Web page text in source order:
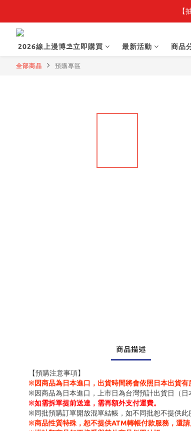
【
2026線上漫博⛱️立即購買
最新活動 商品
全部商品 預購專區
商品描述
【預購注意事項】
※因商品為日本進口，出貨時間將會依照日本出貨
※因商品為日本進口，上市日為台灣預計出貨日（日
※如需拆單提前送達，需再額外支付運費。
※同批預購訂單開放混單結帳，如不同批恕不提供此
※商品性質特殊，恕不提供ATM轉帳付款服務，還請